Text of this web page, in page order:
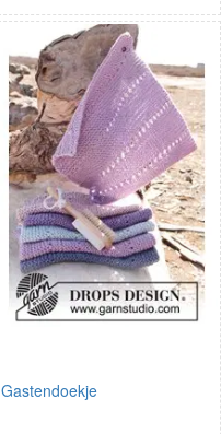
Gastendoekje